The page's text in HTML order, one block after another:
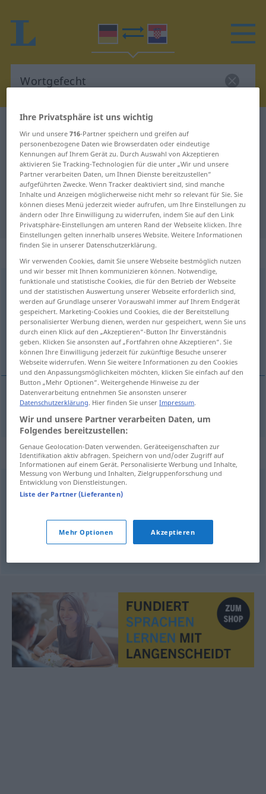
Deutsch-Kroatisch Wörterbuch
Deutsch-Kroatisch Übersetzung für
"Wortgefecht"
"Wortgefecht" Kroatisch
Übersetzung
„Wortgefecht“: Neutrum
Wortgefechtn <-(e)s;-e>
Übersicht aller Übersetzungen
(Für mehr Details die Übersetzung anklicken/antippen)
rječkanje
rječkanje Wortgefecht
Synonyme für "Wortgefecht"
Szene,(verbale) Auseinandersetzung
Schlagabtausch,(heftiger) Wortwechsel
Ihre Privatsphäre ist uns wichtig
Wir und unsere716-Partner speichern und greifen auf
personenbezogene Daten wie Browserdaten oder eindeutige
Kennungen auf Ihrem Gerät zu. Durch Auswahl von Akzeptieren
aktivieren Sie Tracking-Technologien für die unter „Wir und unsere
Partner verarbeiten Daten, um Ihnen Dienste bereitzustellen“
aufgeführten Zwecke. Wenn Tracker deaktiviert sind, sind manche
Inhalte und Anzeigen möglicherweise nicht mehr so relevant für Sie. Sie
können dieses Menü jederzeit wieder aufrufen, um Ihre Einstellungen zu
ändern oder Ihre Einwilligung zu widerrufen, indem Sie auf den Link
Privatsphäre-Einstellungen am unteren Rand der Webseite klicken. Ihre
Einstellungen gelten innerhalb unseres Website. Weitere Informationen
finden Sie in unserer Datenschutzerklärung.
Wir verwenden Cookies, damit Sie unsere Webseite bestmöglich nutzen
und wir besser mit Ihnen kommunizieren können. Notwendige,
funktionale und statistische Cookies, die für den Betrieb der Webseite
und der statistischen Auswertung unserer Webseite erforderlich sind,
werden auf Grundlage unserer Vorauswahl immer auf Ihrem Endgerät
gespeichert. Marketing-Cookies und Cookies, die der Bereitstellung
personalisierter Werbung dienen, werden nur gespeichert, wenn Sie uns
durch einen Klick auf den „Akzeptieren“-Button Ihr Einverständnis
geben. Klicken Sie ansonsten auf „Fortfahren ohne Akzeptieren“. Sie
können Ihre Einwilligung jederzeit für zukünftige Besuche unserer
Webseite widerrufen. Wenn Sie weitere Informationen zu den Cookies
und den Anpassungsmöglichkeiten möchten, klicken Sie einfach auf den
Button „Mehr Optionen“. Weitergehende Hinweise zu der
Datenverarbeitung entnehmen Sie ansonsten unserer
Datenschutzerklärung. Hier finden Sie unserImpressum.
Wir und unsere Partner verarbeiten Daten, um
Folgendes bereitzustellen:
Genaue Geolocation-Daten verwenden. Geräteeigenschaften zur
Identifikation aktiv abfragen. Speichern von und/oder Zugriff auf
Informationen auf einem Gerät. Personalisierte Werbung und Inhalte,
Messung von Werbung und Inhalten, Zielgruppenforschung und
Entwicklung von Dienstleistungen.
Liste der Partner (Lieferanten)
Mehr Optionen Akzeptieren